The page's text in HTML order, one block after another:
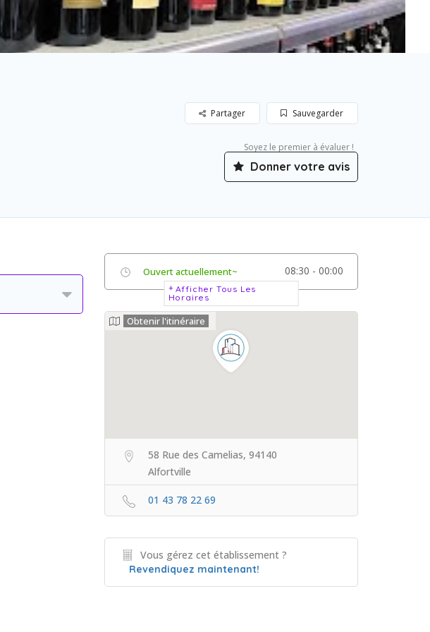
Sauvegarder
Partager
Soyez le premier à évaluer !
Donner votre avis
Ouvert actuellement~ 08:30 - 00:00
Afficher Tous Les
Horaires
Obtenir l'itinéraire
58 Rue des Camelias, 94140
Alfortville
01 43 78 22 69
Vous gérez cet établissement ?
Revendiquez maintenant!